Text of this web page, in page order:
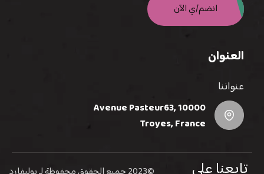
العنوان
عنواننا
Avenue Pasteur63, 10000
Troyes, France
انضم/ي الآن